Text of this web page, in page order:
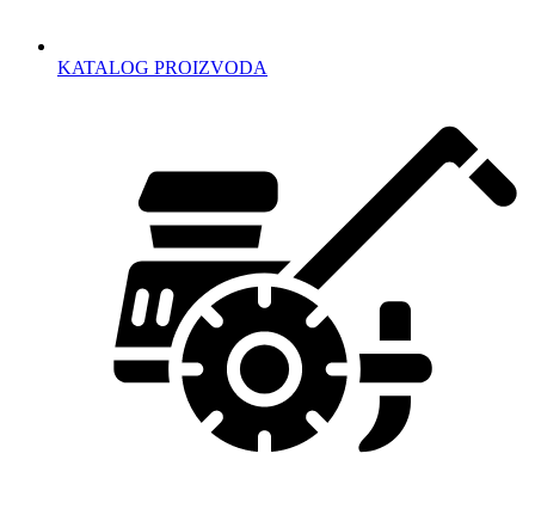
KATALOG PROIZVODA